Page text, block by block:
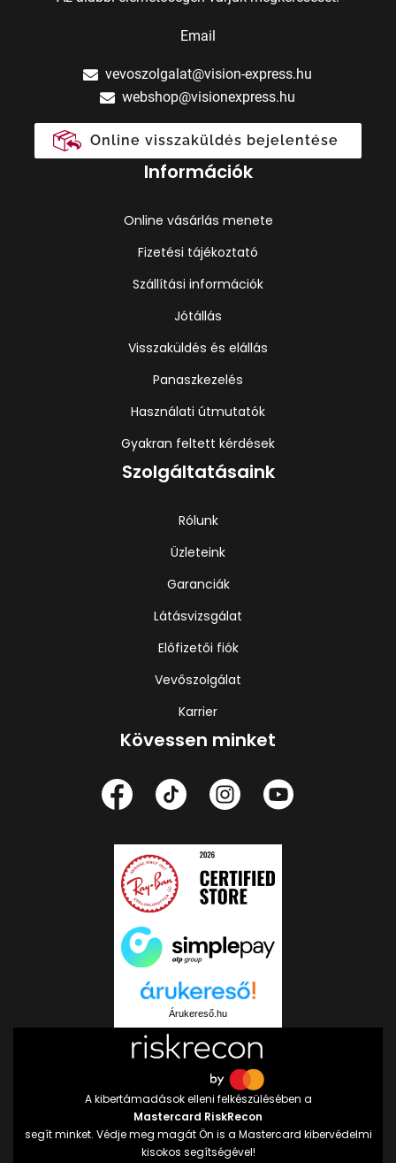
Email
vevoszolgalat@vision-express.hu
webshop@visionexpress.hu
Online visszaküldés bejelentése
Információk
Online vásárlás menete
Fizetési tájékoztató
Szállítási információk
Jótállás
Visszaküldés és elállás
Panaszkezelés
Használati útmutatók
Gyakran feltett kérdések
Szolgáltatásaink
Rólunk
Üzleteink
Garanciák
Látásvizsgálat
Előfizetői fiók
Vevőszolgálat
Karrier
Kövessen minket
Árukereső.hu
A kibertámadások elleni felkészülésében a
Mastercard RiskRecon
segít minket. Védje meg magát Ön is a Mastercard kibervédelmi
kisokos segítségével!